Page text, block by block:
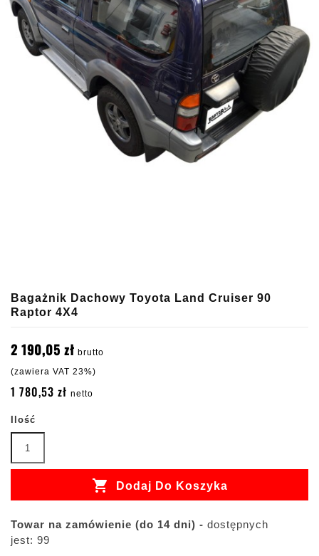
Bagażnik Dachowy Toyota Land Cruiser 90
Raptor 4X4
2 190,05 zł brutto
(zawiera VAT 23%)
1 780,53 zł netto
Ilość
 Dodaj Do Koszyka
Towar na zamówienie (do 14 dni) - dostępnych
jest: 99